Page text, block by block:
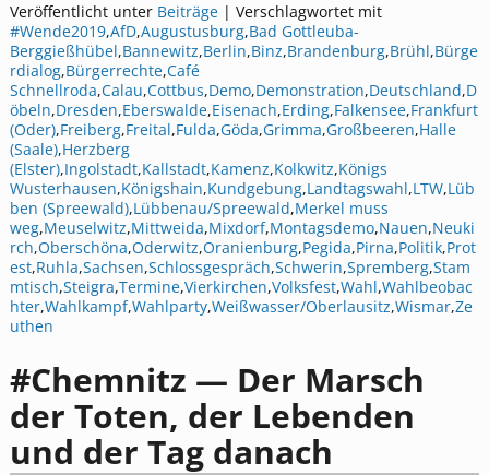
Veröffentlicht unter Beiträge| Verschlagwortet mit
#Wende2019,AfD,Augustusburg,Bad Gottleuba-
Berggießhübel,Bannewitz,Berlin,Binz,Brandenburg,Brühl,Bürge
rdialog,Bürgerrechte,Café
Schnellroda,Calau,Cottbus,Demo,Demonstration,Deutschland,D
öbeln,Dresden,Eberswalde,Eisenach,Erding,Falkensee,Frankfurt
(Oder),Freiberg,Freital,Fulda,Göda,Grimma,Großbeeren,Halle
(Saale),Herzberg
(Elster),Ingolstadt,Kallstadt,Kamenz,Kolkwitz,Königs
Wusterhausen,Königshain,Kundgebung,Landtagswahl,LTW,Lüb
ben (Spreewald),Lübbenau/Spreewald,Merkel muss
weg,Meuselwitz,Mittweida,Mixdorf,Montagsdemo,Nauen,Neuki
rch,Oberschöna,Oderwitz,Oranienburg,Pegida,Pirna,Politik,Prot
est,Ruhla,Sachsen,Schlossgespräch,Schwerin,Spremberg,Stam
mtisch,Steigra,Termine,Vierkirchen,Volksfest,Wahl,Wahlbeobac
hter,Wahlkampf,Wahlparty,Weißwasser/Oberlausitz,Wismar,Ze
uthen
#Chemnitz — Der Marsch
der Toten, der Lebenden
und der Tag danach